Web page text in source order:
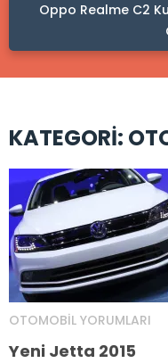
Oppo Realme C2
KATEGORI:
OTOMOBIL YORUMLARI
Yeni Jetta 2015